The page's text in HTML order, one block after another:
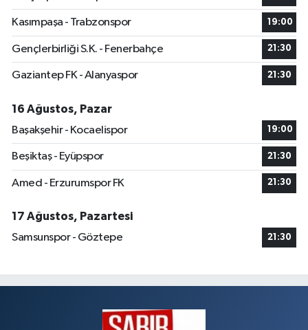
Kasımpaşa - Trabzonspor 19:00
Gençlerbirliği S.K. - Fenerbahçe 21:30
Gaziantep FK - Alanyaspor 21:30
16 Ağustos, Pazar
Başakşehir - Kocaelispor
19:00
Beşiktaş - Eyüpspor 21:30
Amed - Erzurumspor FK 21:30
17 Ağustos, Pazartesi
Samsunspor - Göztepe
21:30